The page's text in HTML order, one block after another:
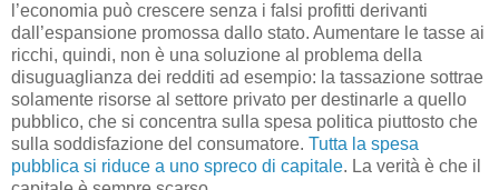
l’economia può crescere senza i falsi profitti derivanti
dall’espansione promossa dallo stato. Aumentare le tasse ai
ricchi, quindi, non è una soluzione al problema della
disuguaglianza dei redditi ad esempio: la tassazione sottrae
solamente risorse al settore privato per destinarle a quello
pubblico, che si concentra sulla spesa politica piuttosto che
sulla soddisfazione del consumatore. Tutta la spesa
pubblica si riduce a uno spreco di capitale. La verità è che il